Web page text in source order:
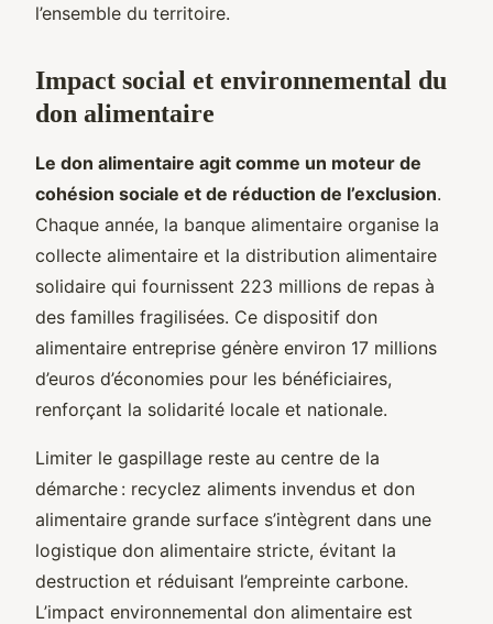
l’ensemble du territoire.
Impact social et environnemental du
don alimentaire
Le don alimentaire agit comme un moteur de
cohésion sociale et de réduction de l’exclusion.
Chaque année, la banque alimentaire organise la
collecte alimentaire et la distribution alimentaire
solidaire qui fournissent 223 millions de repas à
des familles fragilisées. Ce dispositif don
alimentaire entreprise génère environ 17 millions
d’euros d’économies pour les bénéficiaires,
renforçant la solidarité locale et nationale.
Limiter le gaspillage reste au centre de la
démarche : recyclez aliments invendus et don
alimentaire grande surface s’intègrent dans une
logistique don alimentaire stricte, évitant la
destruction et réduisant l’empreinte carbone.
L’impact environnemental don alimentaire est